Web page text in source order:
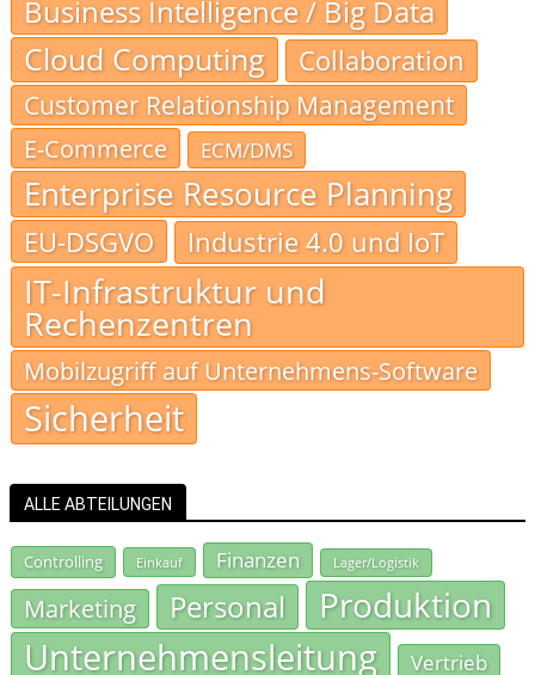
Business Intelligence / Big Data
Cloud Computing Collaboration
Customer Relationship Management
E-Commerce
ECM/DMS
Enterprise Resource Planning
EU-DSGVO Industrie 4.0 und IoT
IT-Infrastruktur und
Rechenzentren
Mobilzugriff auf Unternehmens-Software
Sicherheit
ALLE ABTEILUNGEN
Controlling Einkauf Finanzen Lager/Logistik
Marketing Personal Produktion
Unternehmensleitung Vertrieb